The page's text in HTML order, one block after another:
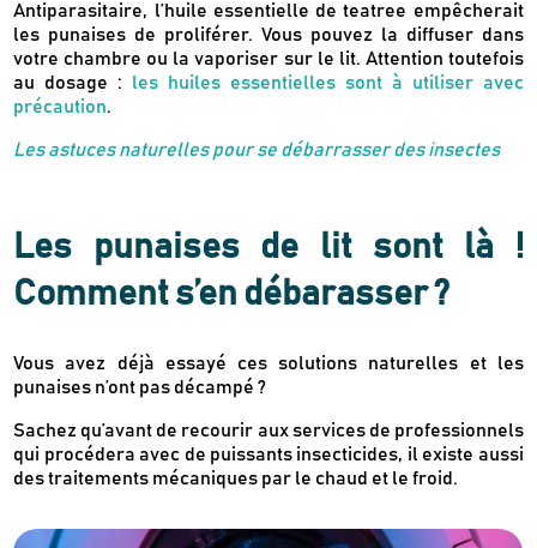
Inscrivez-vous
Des guides d’achats de produits éco-
Antiparasitaire, l’huile essentielle de teatree empêcherait
les punaises de proliférer. Vous pouvez la diffuser dans
votre chambre ou la vaporiser sur le lit. Attention toutefois
au dosage : les huiles essentielles sont à utiliser avec
précaution.
Les astuces naturelles pour se débarrasser des insectes
Les punaises de lit sont là !
Comment s’en débarasser ?
Vous avez déjà essayé ces solutions naturelles et les
punaises n’ont pas décampé ?
Sachez qu’avant de recourir aux services de professionnels
qui procédera avec de puissants insecticides, il existe aussi
des traitements mécaniques par le chaud et le froid.